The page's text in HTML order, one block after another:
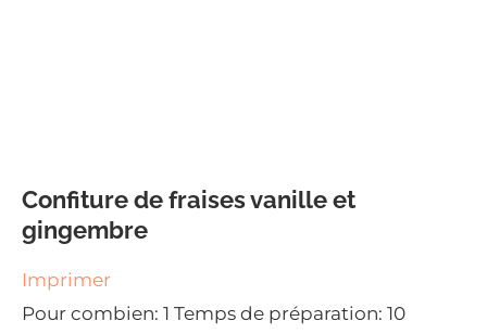
Confiture de fraises vanille et
gingembre
Imprimer
Pour combien: 1 Temps de préparation: 10